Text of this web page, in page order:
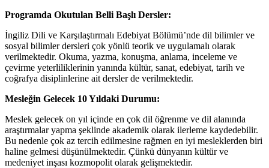
Programda Okutulan Belli Başlı Dersler:
İngiliz Dili ve Karşılaştırmalı Edebiyat Bölümü’nde dil bilimler ve
sosyal bilimler dersleri çok yönlü teorik ve uygulamalı olarak
verilmektedir. Okuma, yazma, konuşma, anlama, inceleme ve
çevirme yeterliliklerinin yanında kültür, sanat, edebiyat, tarih ve
coğrafya disiplinlerine ait dersler de verilmektedir.
Mesleğin Gelecek 10 Yıldaki Durumu:
Meslek gelecek on yıl içinde en çok dil öğrenme ve dil alanında
araştırmalar yapma şeklinde akademik olarak ilerleme kaydedebilir.
Bu nedenle çok az tercih edilmesine rağmen en iyi mesleklerden biri
haline gelmesi düşünülmektedir. Çünkü dünyanın kültür ve
medeniyet inşası kozmopolit olarak gelişmektedir.